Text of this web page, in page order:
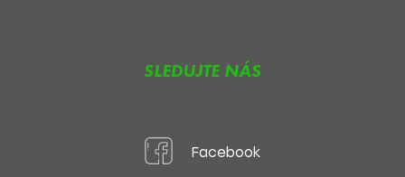
SLEDUJTE NÁS
Facebook